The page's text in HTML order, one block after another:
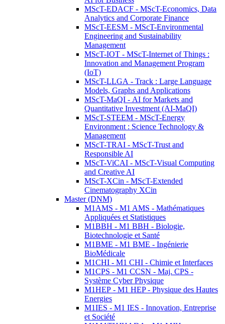
MScT-EDACF - MScT-Economics, Data
Analytics and Corporate Finance
MScT-EESM - MScT-Environmental
Engineering and Sustainability
Management
MScT-IOT - MScT-Internet of Things :
Innovation and Management Program
(IoT)
MScT-LLGA - Track : Large Language
Models, Graphs and Applications
MScT-MaQI - AI for Markets and
Quantitative Investment (AI-MaQI)
MScT-STEEM - MScT-Energy
Environment : Science Technology &
Management
MScT-TRAI - MScT-Trust and
Responsible AI
MScT-ViCAI - MScT-Visual Computing
and Creative AI
MScT-XCin - MScT-Extended
Cinematography XCin
Master (DNM)
M1AMS - M1 AMS - Mathématiques
Appliquées et Statistiques
M1BBH - M1 BBH - Biologie,
Biotechnologie et Santé
M1BME - M1 BME - Ingénierie
BioMédicale
M1CHI - M1 CHI - Chimie et Interfaces
M1CPS - M1 CCSN - Maj. CPS -
Système Cyber Physique
M1HEP - M1 HEP - Physique des Hautes
Energies
M1IES - M1 IES - Innovation, Entreprise
et Société